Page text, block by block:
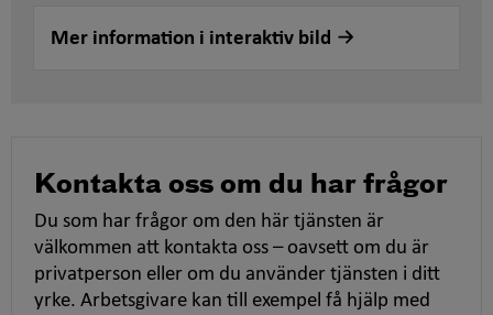
Mer information i interaktiv bild
Kontakta oss om du har frågor
Du som har frågor om den här tjänsten är
välkommen att kontakta oss – oavsett om du är
privatperson eller om du använder tjänsten i ditt
yrke. Arbetsgivare kan till exempel få hjälp med